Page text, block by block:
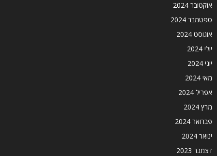
אוקטובר 2024
ספטמבר 2024
אוגוסט 2024
יולי 2024
יוני 2024
מאי 2024
אפריל 2024
מרץ 2024
פברואר 2024
ינואר 2024
דצמבר 2023